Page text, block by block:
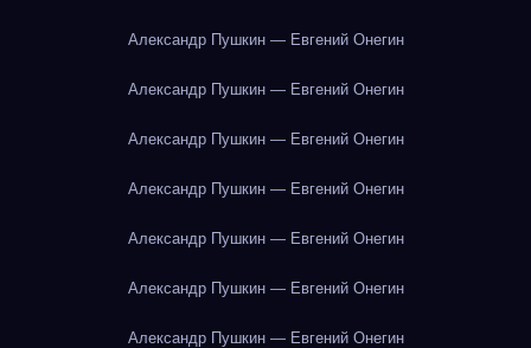
Александр Пушкин — Евгений Онегин
Александр Пушкин — Евгений Онегин
Александр Пушкин — Евгений Онегин
Александр Пушкин — Евгений Онегин
Александр Пушкин — Евгений Онегин
Александр Пушкин — Евгений Онегин
Александр Пушкин — Евгений Онегин